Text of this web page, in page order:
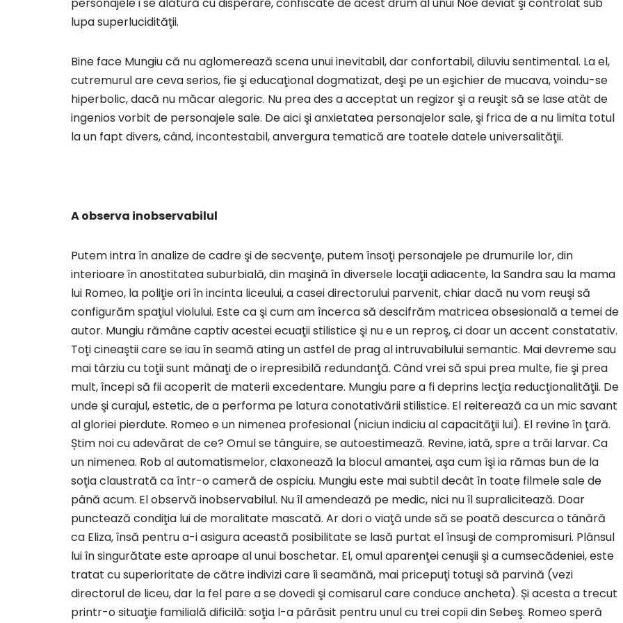
lupa superlucidităţii.
Bine face Mungiu că nu aglomerează scena unui inevitabil, dar confortabil, diluviu sentimental. La el,
cutremurul are ceva serios, fie şi educaţional dogmatizat, deşi pe un eşichier de mucava, voindu-se
hiperbolic, dacă nu măcar alegoric. Nu prea des a acceptat un regizor şi a reuşit să se lase atât de
ingenios vorbit de personajele sale. De aici şi anxietatea personajelor sale, şi frica de a nu limita totul
la un fapt divers, când, incontestabil, anvergura tematică are toatele datele universalităţii.
A observa inobservabilul
Putem intra în analize de cadre şi de secvenţe, putem însoţi personajele pe drumurile lor, din
interioare în anostitatea suburbială, din maşină în diversele locaţii adiacente, la Sandra sau la mama
lui Romeo, la poliţie ori în incinta liceului, a casei directorului parvenit, chiar dacă nu vom reuşi să
configurăm spaţiul violului. Este ca şi cum am încerca să descifrăm matricea obsesională a temei de
autor. Mungiu rămâne captiv acestei ecuaţii stilistice şi nu e un reproş, ci doar un accent constatativ.
Toţi cineaştii care se iau în seamă ating un astfel de prag al intruvabilului semantic. Mai devreme sau
mai târziu cu toţii sunt mânaţi de o irepresibilă redundanţă. Când vrei să spui prea multe, fie şi prea
mult, începi să fii acoperit de materii excedentare. Mungiu pare a fi deprins lecţia reducţionalităţii. De
unde şi curajul, estetic, de a performa pe latura conotativării stilistice. El reiterează ca un mic savant
al gloriei pierdute. Romeo e un nimenea profesional (niciun indiciu al capacităţii lui). El revine în ţară.
Știm noi cu adevărat de ce? Omul se tânguire, se autoestimează. Revine, iată, spre a trăi larvar. Ca
un nimenea. Rob al automatismelor, claxonează la blocul amantei, aşa cum îşi ia rămas bun de la
soţia claustrată ca într-o cameră de ospiciu. Mungiu este mai subtil decât în toate filmele sale de
până acum. El observă inobservabilul. Nu îl amendează pe medic, nici nu îl supralicitează. Doar
punctează condiţia lui de moralitate mascată. Ar dori o viaţă unde să se poată descurca o tânără
ca Eliza, însă pentru a-i asigura această posibilitate se lasă purtat el însuşi de compromisuri. Plânsul
lui în singurătate este aproape al unui boschetar. El, omul aparenţei cenuşii şi a cumsecădeniei, este
tratat cu superioritate de către indivizi care îi seamănă, mai pricepuţi totuşi să parvină (vezi
directorul de liceu, dar la fel pare a se dovedi şi comisarul care conduce ancheta). Și acesta a trecut
printr-o situaţie familială dificilă: soţia l-a părăsit pentru unul cu trei copii din Sebeş. Romeo speră